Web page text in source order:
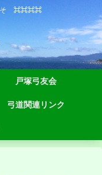
そ ⌘⌘⌘⌘
戸塚弓友会
弓道関連リンク